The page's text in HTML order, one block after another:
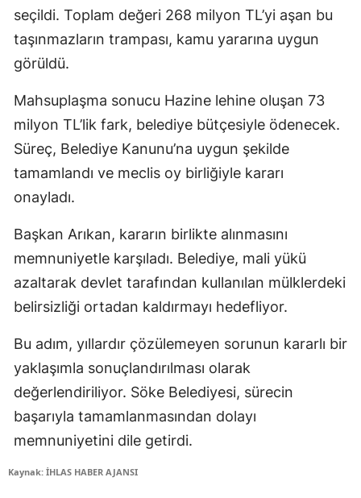
seçildi. Toplam değeri 268 milyon TL’yi aşan bu
taşınmazların trampası, kamu yararına uygun
görüldü.
Mahsuplaşma sonucu Hazine lehine oluşan 73
milyon TL’lik fark, belediye bütçesiyle ödenecek.
Süreç, Belediye Kanunu’na uygun şekilde
tamamlandı ve meclis oy birliğiyle kararı
onayladı.
Başkan Arıkan, kararın birlikte alınmasını
memnuniyetle karşıladı. Belediye, mali yükü
azaltarak devlet tarafından kullanılan mülklerdeki
belirsizliği ortadan kaldırmayı hedefliyor.
Bu adım, yıllardır çözülemeyen sorunun kararlı bir
yaklaşımla sonuçlandırılması olarak
değerlendiriliyor. Söke Belediyesi, sürecin
başarıyla tamamlanmasından dolayı
memnuniyetini dile getirdi.
Kaynak: İHLAS HABER AJANSI